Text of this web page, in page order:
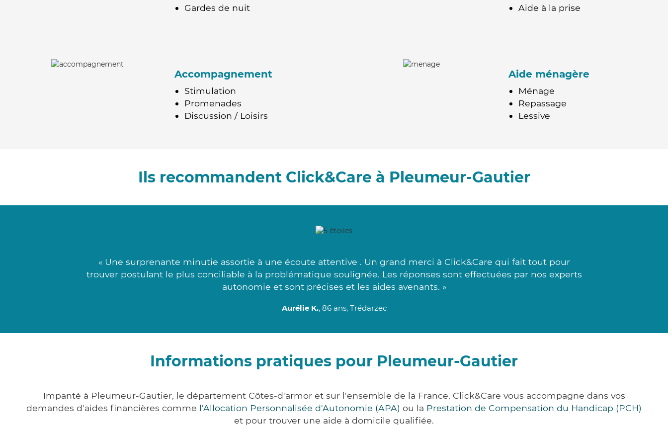
Gardes de nuit
Aide à la prise
Accompagnement
Stimulation
Promenades
Discussion / Loisirs
Aide ménagère
Ménage
Repassage
Lessive
Ils recommandent Click&Care à Pleumeur-Gautier
« Une surprenante minutie assortie à une écoute attentive . Un grand merci à Click&Care qui fait tout pour
trouver postulant le plus conciliable à la problématique soulignée. Les réponses sont effectuées par nos experts
autonomie et sont précises et les aides avenants. »
Aurélie K., 86 ans, Trédarzec
Informations pratiques pour Pleumeur-Gautier
Impanté à Pleumeur-Gautier, le département Côtes-d'armor et sur l'ensemble de la France, Click&Care vous accompagne dans vos
demandes d'aides financières comme l'Allocation Personnalisée d'Autonomie (APA) ou la Prestation de Compensation du Handicap (PCH)
et pour trouver une aide à domicile qualifiée.